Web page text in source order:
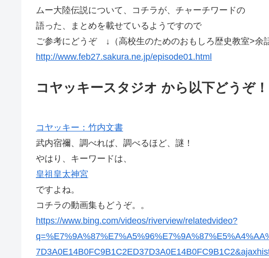
ムー大陸伝説について、コチラが、チャーチワードの
語った、まとめを載せているようですので
ご参考にどうぞ ↓（高校生のためのおもしろ歴史教室>余
http://www.feb27.sakura.ne.jp/episode01.html
コヤッキースタジオ から以下どうぞ！
コヤッキー：竹内文書
武内宿禰、調べれば、調べるほど、謎！
やはり、キーワードは、
皇祖皇太神宮
ですよね。
コチラの動画集もどうぞ。。
https://www.bing.com/videos/riverview/relatedvideo?